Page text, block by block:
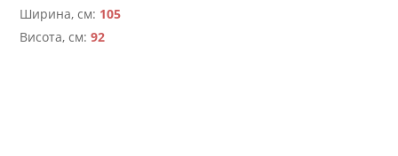
Ширина, см: 105
Висота, см:92